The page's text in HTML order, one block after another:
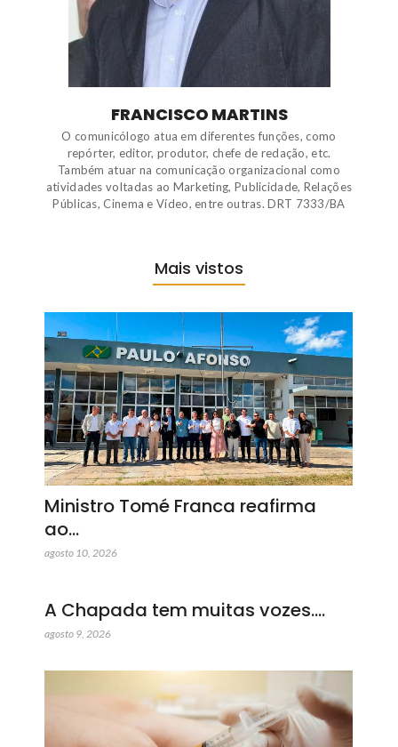
FRANCISCO MARTINS
O comunicólogo atua em diferentes funções, como
repórter, editor, produtor, chefe de redação, etc.
Também atuar na comunicação organizacional como
atividades voltadas ao Marketing, Publicidade, Relações
Públicas, Cinema e Vídeo, entre outras. DRT 7333/BA
Mais vistos
Ministro Tomé Franca reafirma
ao…
agosto 10, 2026
A Chapada tem muitas vozes.…
agosto 9, 2026